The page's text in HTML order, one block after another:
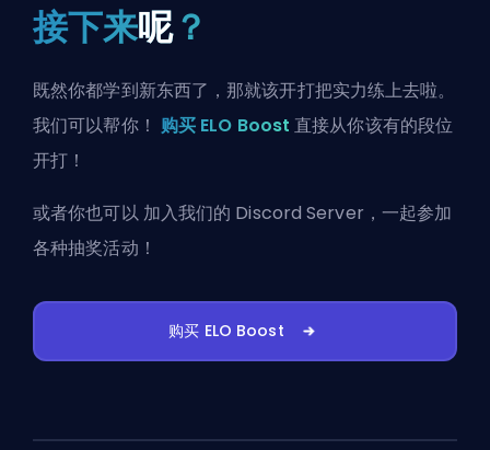
接下来呢？
既然你都学到新东西了，那就该开打把实力练上去啦。
我们可以帮你！ 购买 ELO Boost 直接从你该有的段位
开打！
或者你也可以 加入我们的 Discord Server ，一起参加
各种抽奖活动！
购买 ELO Boost